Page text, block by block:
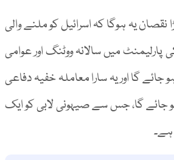
یہ ہوگا کہ اسرائیل کو ملنے والی
میں سالانہ ووٹنگ اور عوامی
جائے گا اور یہ سارا معاملہ خفیہ دفاعی
جائے گا، جس سے صیہونی لابی کو ایک
ہے۔